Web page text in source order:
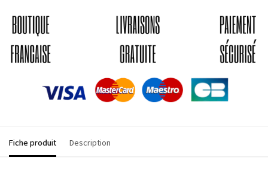
Fiche produit Description